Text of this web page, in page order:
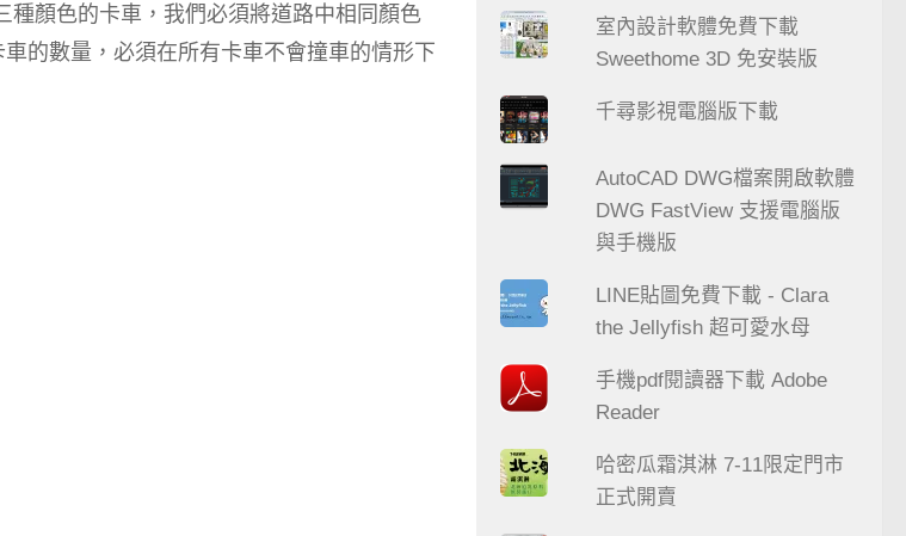
顏色的卡車，我們必須將道路中相同顏色
的數量，必須在所有卡車不會撞車的情形下
室內設計軟體免費下載
Sweethome 3D 免安裝版
千尋影視電腦版下載
AutoCAD DWG檔案開啟軟體
DWG FastView 支援電腦版
與手機版
LINE貼圖免費下載 - Clara
the Jellyfish 超可愛水母
手機pdf閱讀器下載 Adobe
Reader
哈密瓜霜淇淋 7-11限定門市
正式開賣